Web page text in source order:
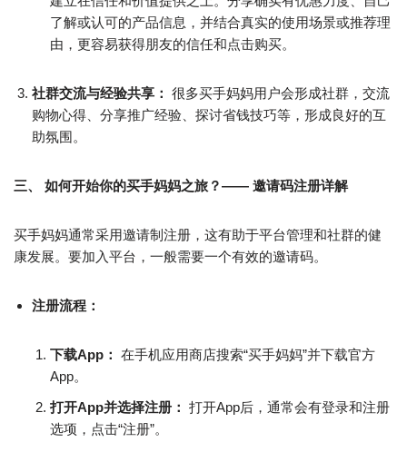
了解或认可的产品信息，并结合真实的使用场景或推荐理
由，更容易获得朋友的信任和点击购买。
社群交流与经验共享： 很多买手妈妈用户会形成社群，交流
购物心得、分享推广经验、探讨省钱技巧等，形成良好的互
助氛围。
三、 如何开始你的买手妈妈之旅？—— 邀请码注册详解
买手妈妈通常采用邀请制注册，这有助于平台管理和社群的健
康发展。要加入平台，一般需要一个有效的邀请码。
注册流程：
下载App： 在手机应用商店搜索“买手妈妈”并下载官方
App。
打开App并选择注册： 打开App后，通常会有登录和注册
选项，点击“注册”。